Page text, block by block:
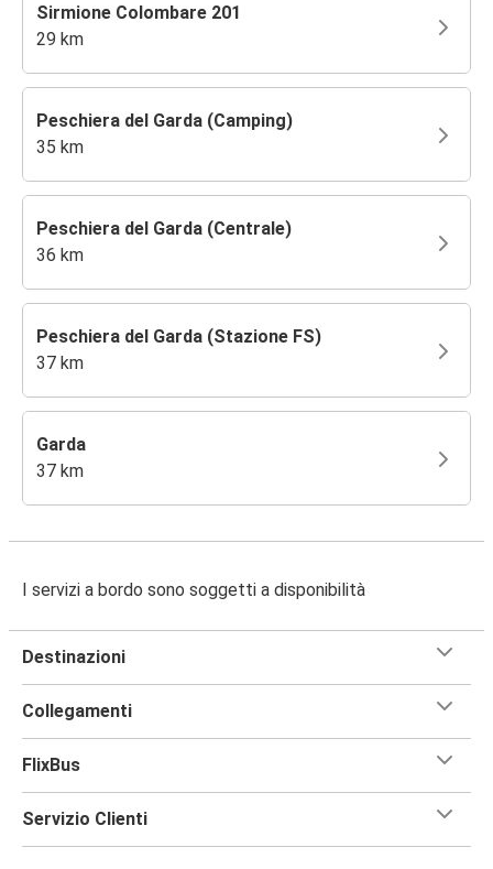
Sirmione Colombare 201
29 km
Peschiera del Garda (Camping)
35 km
Peschiera del Garda (Centrale)
36 km
Peschiera del Garda (Stazione FS)
37 km
Garda
37 km
I servizi a bordo sono soggetti a disponibilità
Destinazioni
Collegamenti
FlixBus
Servizio Clienti